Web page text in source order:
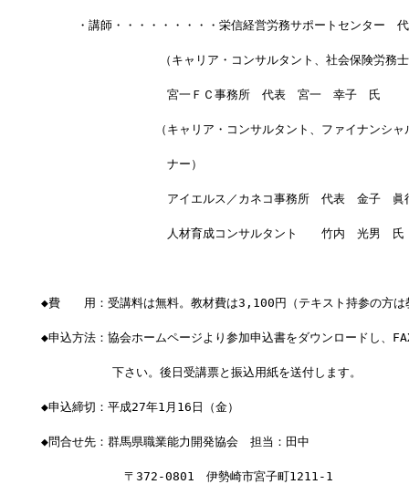
・講師・・・・・・・・・栄信経営労務サポートセンター　
（キャリア・コンサルタント、社会保険労務士
宮一ＦＣ事務所　代表　宮一　幸子　氏
（キャリア・コンサルタント、ファイナンシャル
ナー）
アイエルス／カネコ事務所　代表　金子　眞行
人材育成コンサルタント　　竹内
◆費　　用：受講料は無料。教材費は3,100円（テキスト持参の方は
◆申込方法：協会ホームページより参加申込書をダウンロードし、
下さい。後日受講票と振込用紙を送付します。
◆申込締切：平成27年1月16日（金）
◆問合せ先：群馬県職業能力開発協会　担当：田中
〒372-0801　伊勢崎市宮子町1211-1